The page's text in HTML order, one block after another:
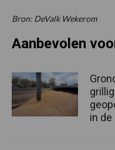
Bron: DeValk Wekerom
Aanbevolen
in de